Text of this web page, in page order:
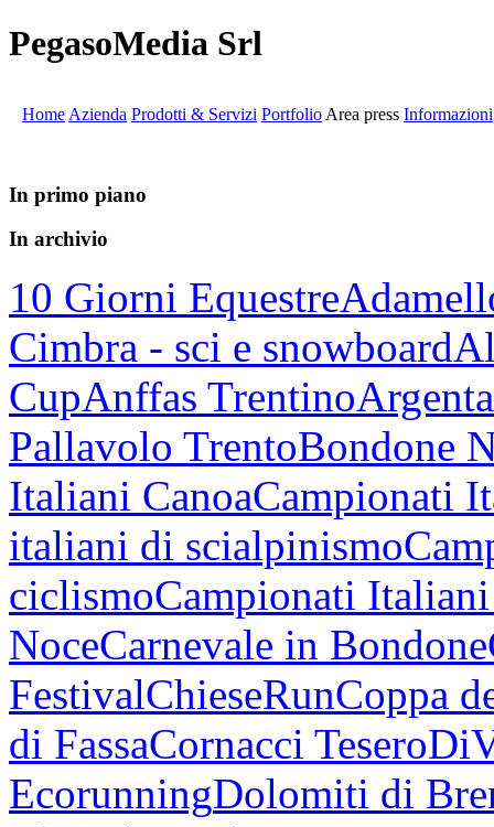
PegasoMedia Srl
Home Azienda Prodotti & Servizi Portfolio Area press Informazioni
In primo piano
In archivio
10 Giorni Equestre
Cimbra - sci e snowboard
CupAnffas Trentino
Pallavolo TrentoBondone
Italiani CanoaCampionati
italiani di scialpinismo
ciclismoCampionati
NoceCarnevale in Bondone
FestivalChieseRunCoppa
di FassaCornacci Tesero
EcorunningDolomiti di